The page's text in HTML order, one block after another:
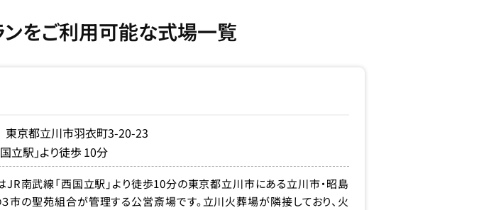
をご利用可能な式場一覧
京都立川市羽衣町3-20-23
立駅」より徒歩 10分
JR南武線「西国立駅」より徒歩10分の東京都立川市にある立川市・昭島
市の聖苑組合が管理する公営斎場です。立川火葬場が隣接しており、火